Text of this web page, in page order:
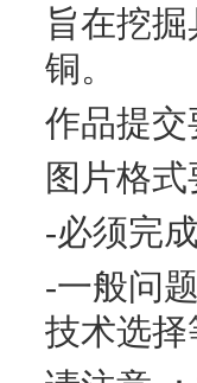
旨在挖
铜。
作品提交
图片格
-必须完
-一般问
技术选择